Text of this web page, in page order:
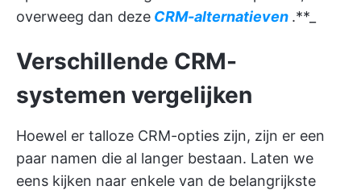
overweeg dan deze CRM-alternatieven .**_
Verschillende CRM-
systemen vergelijken
Hoewel er talloze CRM-opties zijn, zijn er een
paar namen die al langer bestaan. Laten we
eens kijken naar enkele van de belangrijkste